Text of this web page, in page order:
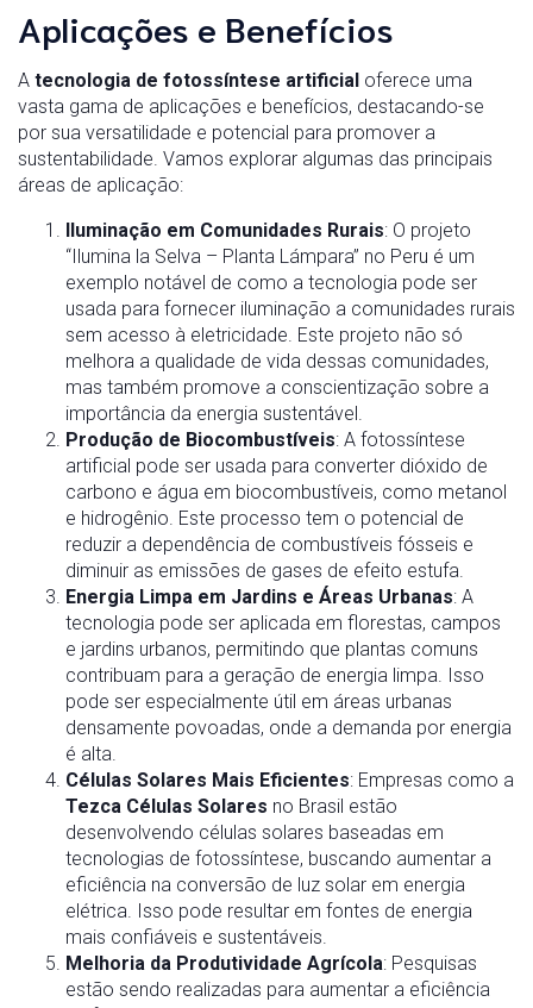
Aplicações e Benefícios
A tecnologia de fotossíntese artificial oferece uma
vasta gama de aplicações e benefícios, destacando-se
por sua versatilidade e potencial para promover a
sustentabilidade. Vamos explorar algumas das principais
áreas de aplicação:
Iluminação em Comunidades Rurais: O projeto
“Ilumina la Selva – Planta Lámpara” no Peru é um
exemplo notável de como a tecnologia pode ser
usada para fornecer iluminação a comunidades rurais
sem acesso à eletricidade. Este projeto não só
melhora a qualidade de vida dessas comunidades,
mas também promove a conscientização sobre a
importância da energia sustentável.
Produção de Biocombustíveis: A fotossíntese
artificial pode ser usada para converter dióxido de
carbono e água em biocombustíveis, como metanol
e hidrogênio. Este processo tem o potencial de
reduzir a dependência de combustíveis fósseis e
diminuir as emissões de gases de efeito estufa.
Energia Limpa em Jardins e Áreas Urbanas: A
tecnologia pode ser aplicada em florestas, campos
e jardins urbanos, permitindo que plantas comuns
contribuam para a geração de energia limpa. Isso
pode ser especialmente útil em áreas urbanas
densamente povoadas, onde a demanda por energia
é alta.
Células Solares Mais Eficientes: Empresas como a
Tezca Células Solares no Brasil estão
desenvolvendo células solares baseadas em
tecnologias de fotossíntese, buscando aumentar a
eficiência na conversão de luz solar em energia
elétrica. Isso pode resultar em fontes de energia
mais confiáveis e sustentáveis.
Melhoria da Produtividade Agrícola: Pesquisas
estão sendo realizadas para aumentar a eficiência